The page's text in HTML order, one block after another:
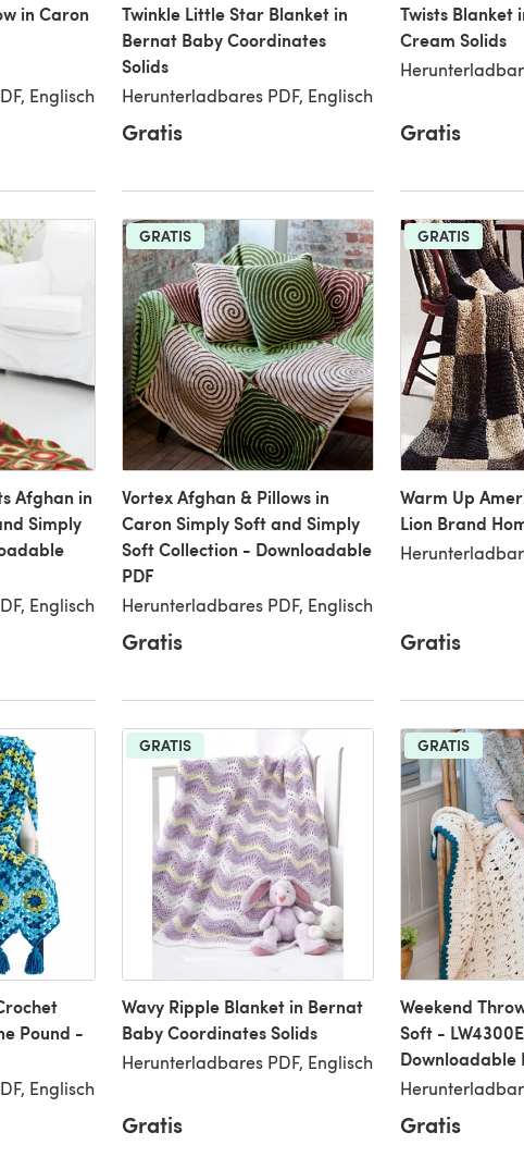
in Caron
Englisch
Twinkle Little Star Blanket in
Bernat Baby Coordinates
Solids
Herunterladbares PDF, Englisch
Gratis
Twists Blanket
Cream Solids
Gratis
Afghan in
Simply
Englisch
GRATIS
Vortex Afghan & Pillows in
Caron Simply Soft and Simply
Soft Collection - Downloadable
PDF
Herunterladbares PDF, Englisch
Gratis
GRATIS
Warm Up
Lion Brand
Gratis
Pound -
Englisch
GRATIS
Wavy Ripple Blanket in Bernat
Baby Coordinates Solids
Herunterladbares PDF, Englisch
Gratis
GRATIS
Weekend
Soft -
Downloadable
Gratis